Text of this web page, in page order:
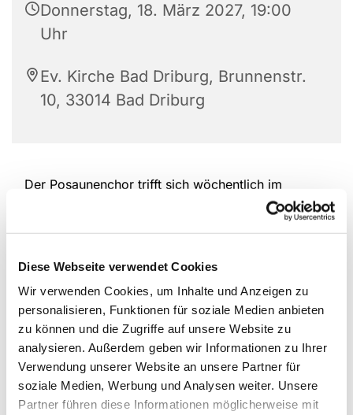
Diese Webseite verwendet Cookies
Wir verwenden Cookies, um Inhalte und Anzeigen zu
personalisieren, Funktionen für soziale Medien anbieten
zu können und die Zugriffe auf unsere Website zu
analysieren. Außerdem geben wir Informationen zu Ihrer
Verwendung unserer Website an unsere Partner für
soziale Medien, Werbung und Analysen weiter. Unsere
Partner führen diese Informationen möglicherweise mit
Donnerstag, 18. März 2027, 19:00
Uhr
Ev. Kirche Bad Driburg, Brunnenstr.
10, 33014 Bad Driburg
Der Posaunenchor trifft sich wöchentlich im